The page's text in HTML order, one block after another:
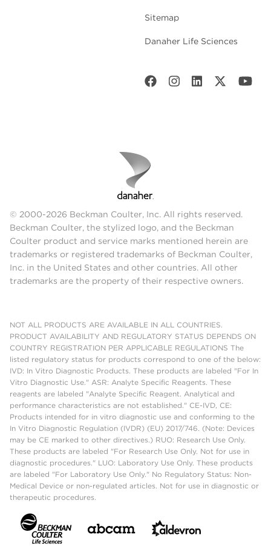
Sitemap
Danaher Life Sciences
© 2000-2026 Beckman Coulter, Inc. All rights reserved.
Beckman Coulter, the stylized logo, and the Beckman
Coulter product and service marks mentioned herein are
trademarks or registered trademarks of Beckman Coulter,
Inc. in the United States and other countries. All other
trademarks are the property of their respective owners.
NOT ALL PRODUCTS ARE AVAILABLE IN ALL COUNTRIES.
PRODUCT AVAILABILITY AND REGULATORY STATUS DEPENDS ON
COUNTRY REGISTRATION PER APPLICABLE REGULATIONS The
listed regulatory status for products correspond to one of the below:
IVD: In Vitro Diagnostic Products. These products are labeled "For In
Vitro Diagnostic Use." ASR: Analyte Specific Reagents. These
reagents are labeled "Analyte Specific Reagent. Analytical and
performance characteristics are not established." CE-IVD, CE:
Products intended for in vitro diagnostic use and conforming to the
In Vitro Diagnostic Regulation (IVDR) (EU) 2017/746. (Note: Devices
may be CE marked to other directives.) RUO: Research Use Only.
These products are labeled "For Research Use Only. Not for use in
diagnostic procedures." LUO: Laboratory Use Only. These products
are labeled "For Laboratory Use Only." No Regulatory Status: Non-
Medical Device or non-regulated articles. Not for use in diagnostic or
therapeutic procedures.